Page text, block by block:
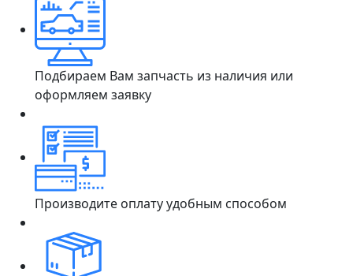
Подбираем Вам запчасть из наличия или
оформляем заявку
Производите оплату удобным способом